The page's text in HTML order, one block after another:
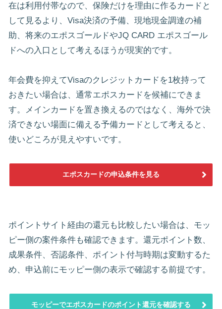
在は利用付帯なので、保険だけを理由に作るカードと
して見るより、Visa決済の予備、現地現金調達の補
助、将来のエポスゴールドやJQ CARD エポスゴール
ドへの入口として考えるほうが現実的です。
年会費を抑えてVisaのクレジットカードを1枚持って
おきたい場合は、通常エポスカードを候補にできま
す。メインカードを置き換えるのではなく、海外で決
済できない場面に備える予備カードとして考えると、
使いどころが見えやすいです。
エポスカードの申込条件を見る
ポイントサイト経由の還元も比較したい場合は、モッ
ピー側の案件条件も確認できます。還元ポイント数、
成果条件、否認条件、ポイント付与時期は変動するた
め、申込前にモッピー側の表示で確認する前提です。
モッピーでエポスカードのポイント還元を確認する